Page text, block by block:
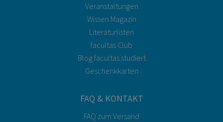
Veranstaltungen
Wissen Magazin
Literaturlisten
facultas Club
Blog facultas.studiert
Geschenkkarten
FAQ & KONTAKT
FAQ zum Versand